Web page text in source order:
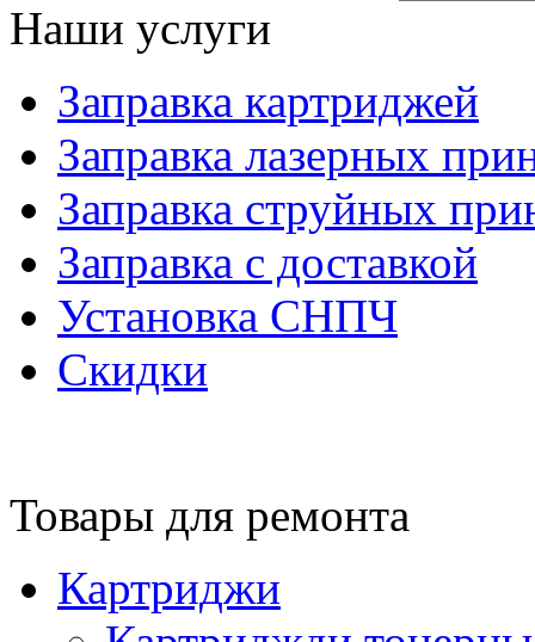
Наши услуги
Заправка картриджей
Заправка лазерных
Заправка струйных
Заправка с доставкой
Установка СНПЧ
Скидки
Товары для ремонта
Картриджи